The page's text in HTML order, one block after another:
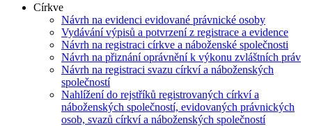
Církve
Návrh na evidenci evidované právnické osoby
Vydávání výpisů a potvrzení z registrace a evidence
Návrh na registraci církve a náboženské společnosti
Návrh na přiznání oprávnění k výkonu zvláštních práv
Návrh na registraci svazu církví a náboženských
společností
Nahlížení do rejstříků registrovaných církví a
náboženských společností, evidovaných právnických
osob, svazů církví a náboženských společností